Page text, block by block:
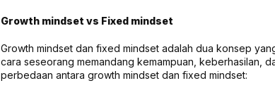
Growth mindset vs Fixed mindset
Growth mindset dan fixed mindset adalah dua konsep
cara seseorang memandang kemampuan, keberhasilan,
perbedaan antara growth mindset dan fixed mindset: